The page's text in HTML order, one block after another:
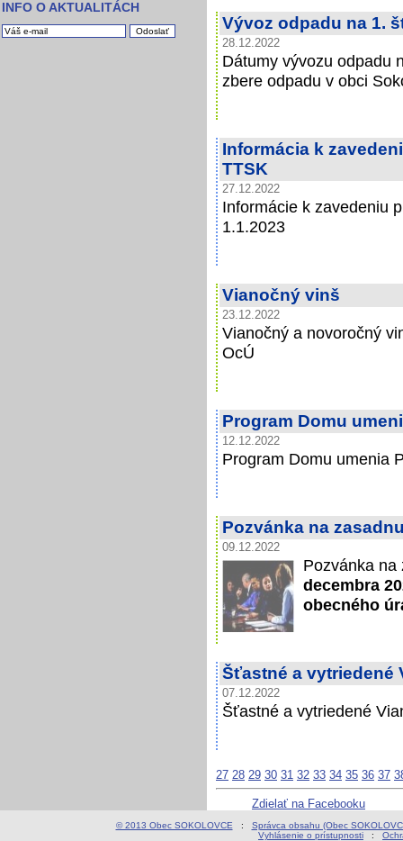
INFO O AKTUALITÁCH
Vývoz odpadu na 1.
28.12.2022
Dátumy vývozu odpadu
zbere odpadu v obci
Informácia k
TTSK
27.12.2022
Informácie k zavedeniu
1.1.2023
Vianočný vinš
23.12.2022
Vianočný a novoročný
OcÚ
Program Domu
12.12.2022
Program Domu umenia
Pozvánka na
09.12.2022
Pozvánka
decembra
obecného
Šťastné a vytriedené
07.12.2022
Šťastné a vytriedené
27 28 29 30 31 32 33 34 35 36 37
Zdielať na Facebooku
© 2013 Obec SOKOLOVCE : Správca obsahu (Obec
Vyhlásenie o prístupnosti :